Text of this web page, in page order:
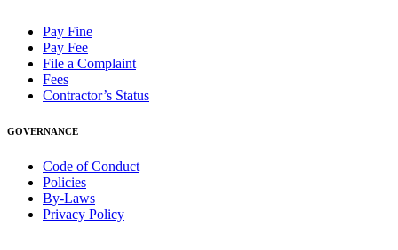
Pay Fine
Pay Fee
File a Complaint
Fees
Contractor’s Status
GOVERNANCE
Code of Conduct
Policies
By-Laws
Privacy Policy